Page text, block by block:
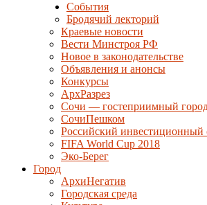
События
Бродячий лекторий
Краевые новости
Вести Минстроя РФ
Новое в законодательстве
Объявления и анонсы
Конкурсы
АрхРазрез
Сочи — гостеприимный
СочиПешком
Российский инвестиционный
FIFA World Cup 2018
Эко-Берег
Город
АрхиНегатив
Городская среда